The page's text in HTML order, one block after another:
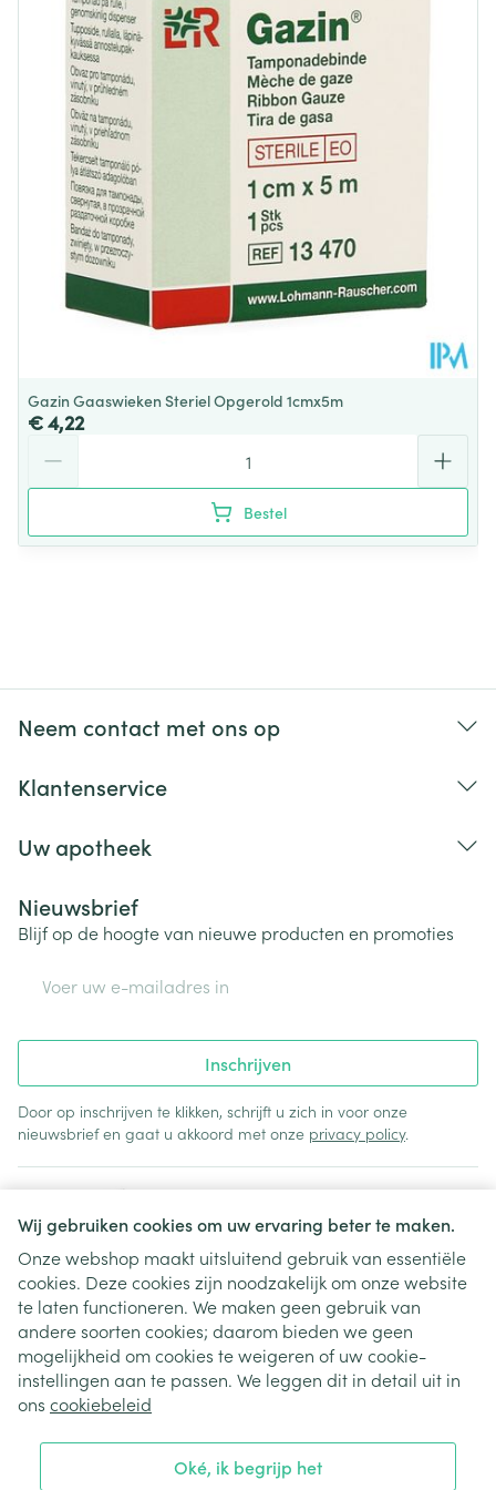
Wij gebruiken cookies om uw ervaring beter te maken.
Onze webshop maakt uitsluitend gebruik van essentiële
cookies. Deze cookies zijn noodzakelijk om onze website
te laten functioneren. We maken geen gebruik van
andere soorten cookies; daarom bieden we geen
mogelijkheid om cookies te weigeren of uw cookie-
instellingen aan te passen. We leggen dit in detail uit in
ons cookiebeleid
Oké, ik begrijp het
Diepte 25 mm
Behoud Kamertemperatuur (15°C - 25°C)
Gazin Gaaswieken Steriel Opgerold 1cmx5m
€ 4,22
Bestel
Neem contact met ons op
Klantenservice
Uw apotheek
Nieuwsbrief
Blijf op de hoogte van nieuwe producten en promoties
Inschrijven
Door op inschrijven te klikken, schrijft u zich in voor onze
nieuwsbrief en gaat u akkoord met onze privacy policy.
Juridische links